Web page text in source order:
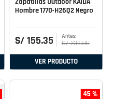
Hombre 1770-H26Q2 Negro
S/ 155.35 S/ 239.00
VER PRODUCTO
45 %